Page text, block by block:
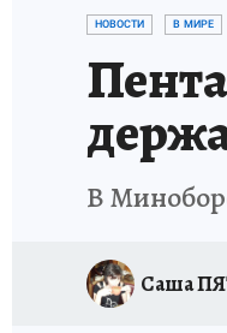
НОВОСТИ В МИРЕ
В
Саша